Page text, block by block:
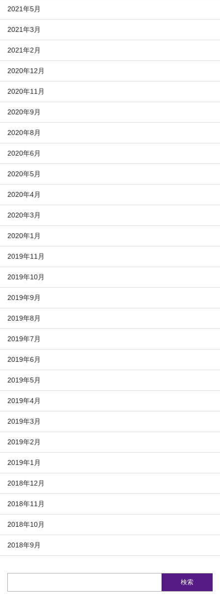
2021年5月
2021年3月
2021年2月
2020年12月
2020年11月
2020年9月
2020年8月
2020年6月
2020年5月
2020年4月
2020年3月
2020年1月
2019年11月
2019年10月
2019年9月
2019年8月
2019年7月
2019年6月
2019年5月
2019年4月
2019年3月
2019年2月
2019年1月
2018年12月
2018年11月
2018年10月
2018年9月